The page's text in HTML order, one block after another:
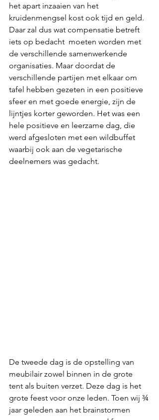
het apart inzaaien van het
kruidenmengsel kost ook tijd en geld.
Daar zal dus wat compensatie betreft
iets op bedacht  moeten worden met
de verschillende samenwerkende
organisaties. Maar doordat de
verschillende partijen met elkaar om
tafel hebben gezeten in een positieve
sfeer en met goede energie, zijn de
lijntjes korter geworden. Het was een
hele positieve en leerzame dag, die
werd afgesloten met een wildbuffet
waarbij ook aan de vegetarische
deelnemers was gedacht.
De tweede dag is de opstelling van
meubilair zowel binnen in de grote
tent als buiten verzet. Deze dag is het
grote feest voor onze leden. Toen wij ¾
jaar geleden aan het brainstormen